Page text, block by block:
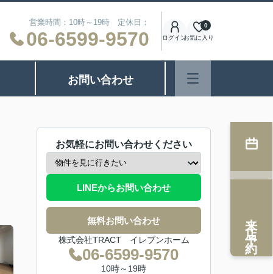
営業時間：10時～19時 定休日：
06-6599-9570 ログインお気に入り
0
お問い合わせ
お気軽にお問い合わせください
LINEからお問い合わせ
無料お問い合わせ
株式会社TRACT イレブンホーム
06-6599-9570
10時～19時
来店予約